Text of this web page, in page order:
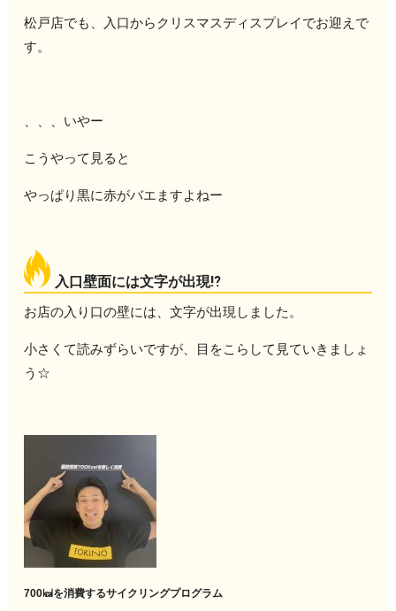
松戸店でも、入口からクリスマスディスプレイでお迎えで
す。
、、、いやー
こうやって見ると
やっぱり黒に赤がバエますよねー
入口壁面には文字が出現⁉
お店の入り口の壁には、文字が出現しました。
小さくて読みずらいですが、目をこらして見ていきましょ
う☆
700㎉を消費するサイクリングプログラム